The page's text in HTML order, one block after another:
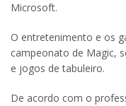
Microsoft.
O entretenimento e os
campeonato de Magic,
e jogos de tabuleiro.
De acordo com o